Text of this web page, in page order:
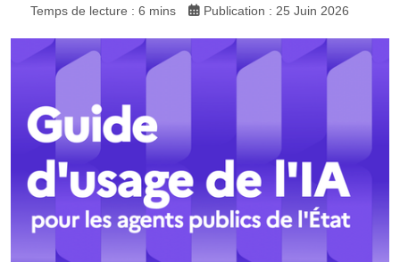
Temps de lecture : 6 mins Publication : 25 Juin 2026